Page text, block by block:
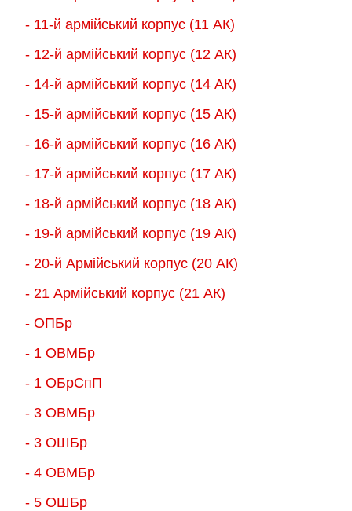
- 11-й армійський корпус (11 АК)
- 12-й армійський корпус (12 АК)
- 14-й армійський корпус (14 АК)
- 15-й армійський корпус (15 АК)
- 16-й армійський корпус (16 АК)
- 17-й армійський корпус (17 АК)
- 18-й армійський корпус (18 AК)
- 19-й армійський корпус (19 АК)
- 20-й Армійський корпус (20 АК)
- 21 Армійський корпус (21 АК)
- ОПБр
- 1 ОВМБр
- 1 ОБрСпП
- 3 ОВМБр
- 3 ОШБр
- 4 ОВМБр
- 5 ОШБр